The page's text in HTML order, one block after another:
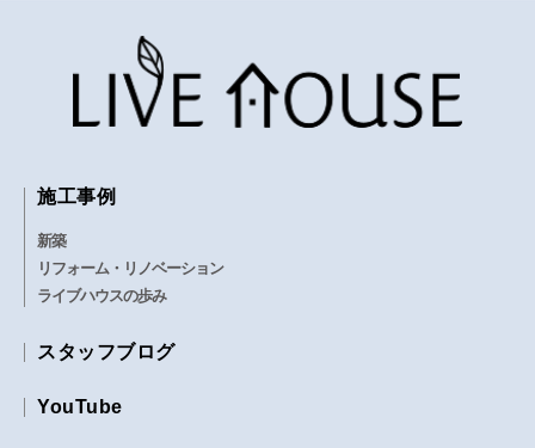
施工事例
新築
リフォーム・リノベーション
ライブハウスの歩み
スタッフブログ
YouTube